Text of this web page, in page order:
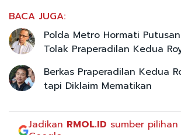
BACA JUGA:
Polda Metro Hormati
Tolak Praperadilan Kedua
Berkas Praperadilan Kedua
tapi Diklaim Mematikan
Jadikan RMOL.ID sumber